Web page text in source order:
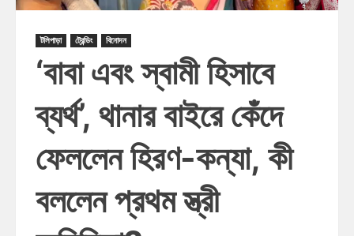
টলিপাড়া ট্রেন্ডিং বিনোদন
‘বাবা এবং স্বামী হিসাবে
ব্যর্থ’, থানার বাইরে কেঁদে
ফেললেন হিরণ-কন্যা, কী
বললেন প্রথম স্ত্রী